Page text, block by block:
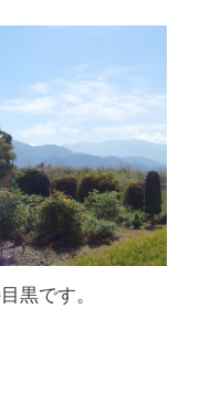
黒です。